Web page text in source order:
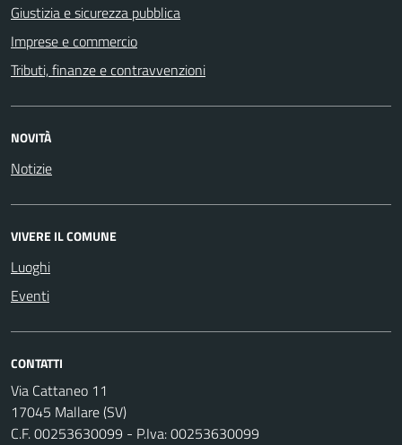
Giustizia e sicurezza pubblica
Imprese e commercio
Tributi, finanze e contravvenzioni
NOVITÀ
Notizie
VIVERE IL COMUNE
Luoghi
Eventi
CONTATTI
Via Cattaneo 11
17045 Mallare (SV)
C.F. 00253630099 - P.Iva: 00253630099